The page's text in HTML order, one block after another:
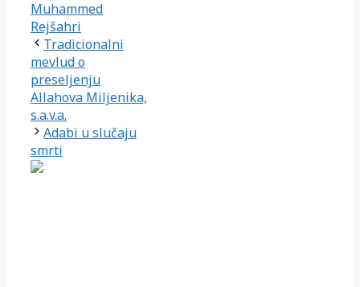
Muhammed
Rejšahri
Tradicionalni
mevlud o
preseljenju
Allahova Miljenika,
s.a.v.a.
Adabi u slučaju
smrti